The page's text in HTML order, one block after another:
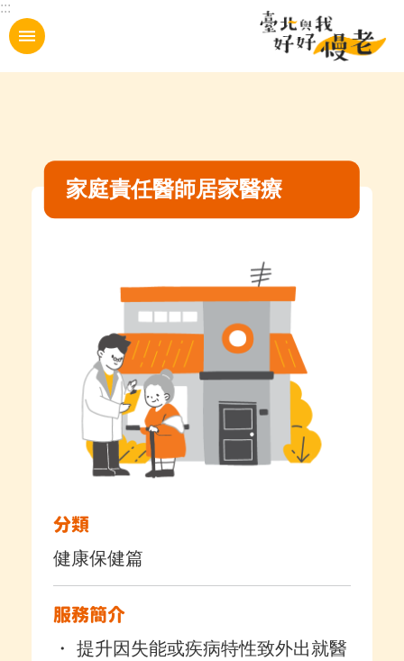
跳到主要內容區塊
:::
家庭責任醫師居家醫療
分類
健康保健篇
服務簡介
・ 提升因失能或疾病特性致外出就醫